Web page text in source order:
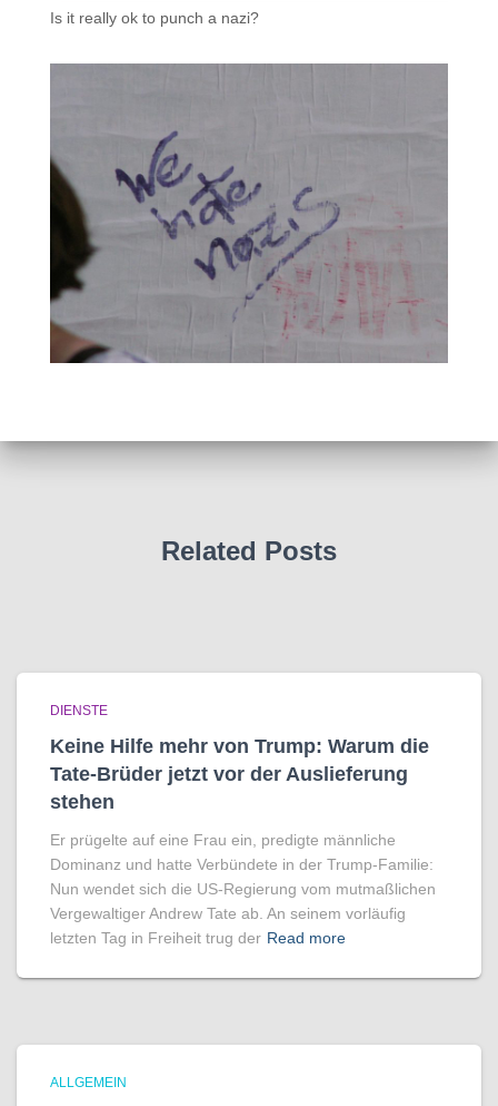
Is it really ok to punch a nazi?
Related Posts
DIENSTE
Keine Hilfe mehr von Trump: Warum die
Tate-Brüder jetzt vor der Auslieferung
stehen
Er prügelte auf eine Frau ein, predigte männliche
Dominanz und hatte Verbündete in der Trump-Familie:
Nun wendet sich die US-Regierung vom mutmaßlichen
Vergewaltiger Andrew Tate ab. An seinem vorläufig
letzten Tag in Freiheit trug der Read more
ALLGEMEIN